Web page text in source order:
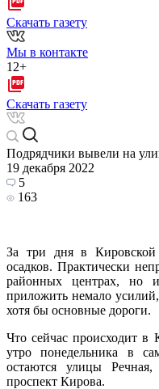
Скачать газету
Мы в контакте
12+
Скачать газету
Подрядчики вывели на
19 декабря 2022
5
163
За три дня в Кировской
осадков. Практически
районных центрах, но
приложить немало
хотя бы основные дороги.
Что сейчас происходит в
утро понедельника в
остаются улицы
проспект Кирова.